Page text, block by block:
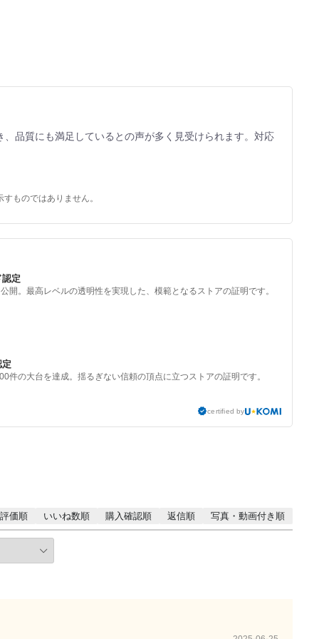
品質にも満足しているとの声が多く見受けられます。対応
ものではありません。
定
開。最高レベルの透明性を実現した、模範となるストアの証明です。
件の大台を達成。揺るぎない信頼の頂点に立つストアの証明です。
certified by
評価順 いいね数順 購入確認順 返信順 写真・動画付き順